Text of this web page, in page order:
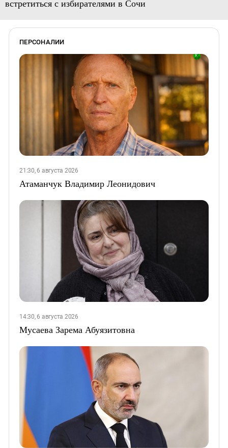
встретиться с избирателями в Сочи
ПЕРСОНАЛИИ
21:30, 6 августа 2026
Атаманчук Владимир Леонидович
14:30, 6 августа 2026
Мусаева Зарема Абуязитовна